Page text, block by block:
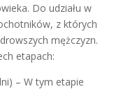
Do udziału w
z których
mężczyzn.
etapach:
– W tym etapie